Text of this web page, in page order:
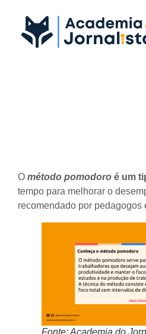
O método pomodoro é um
tempo para melhorar o
recomendado por pedagogos